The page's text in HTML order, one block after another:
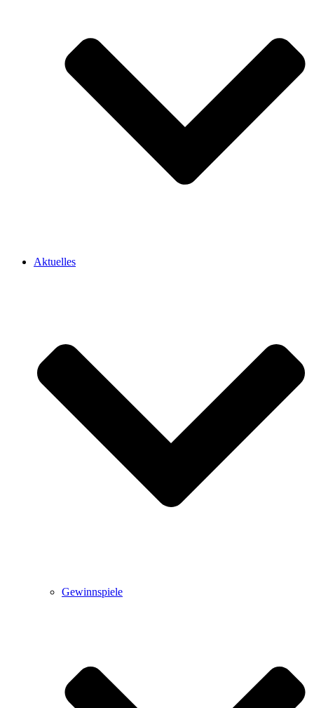
Aktuelles
Gewinnspiele